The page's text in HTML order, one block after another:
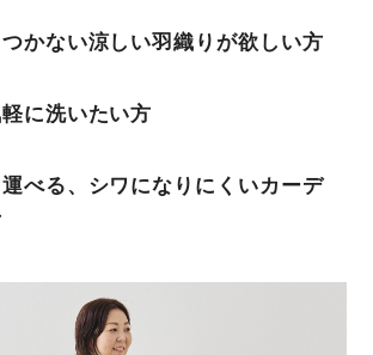
つかない涼しい羽織りが欲しい方
に洗いたい方
運べる、シワになりにくいカーデ